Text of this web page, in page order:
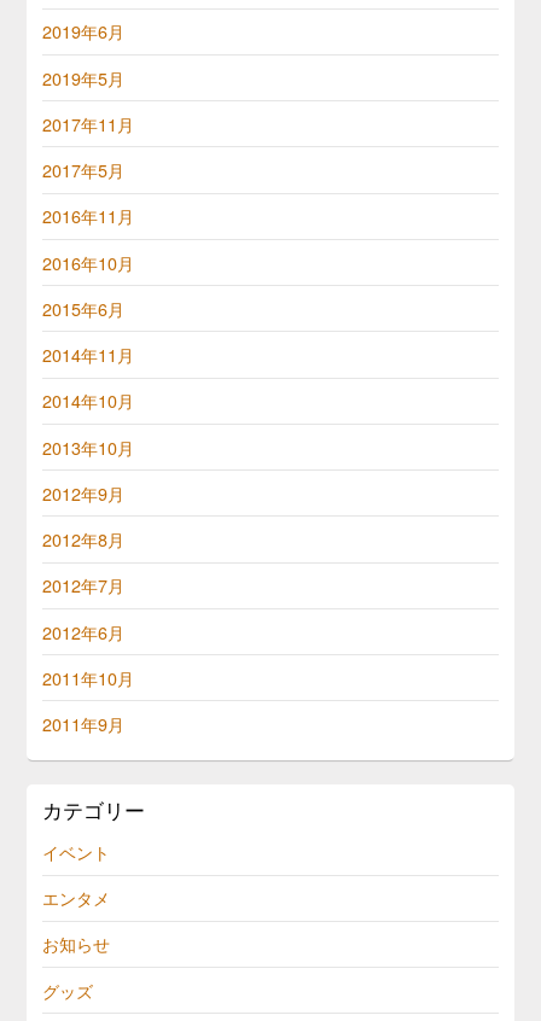
2019年6月
2019年5月
2017年11月
2017年5月
2016年11月
2016年10月
2015年6月
2014年11月
2014年10月
2013年10月
2012年9月
2012年8月
2012年7月
2012年6月
2011年10月
2011年9月
カテゴリー
イベント
エンタメ
お知らせ
グッズ